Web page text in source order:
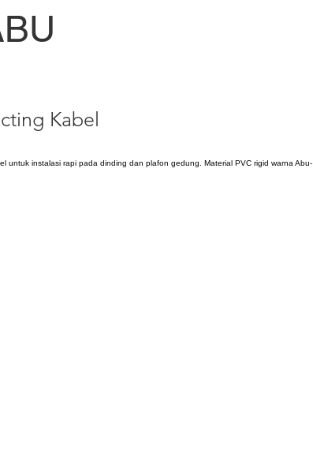
Kabel
instalasi rapi pada dinding dan plafon gedung. Material PVC rigid warna Abu-